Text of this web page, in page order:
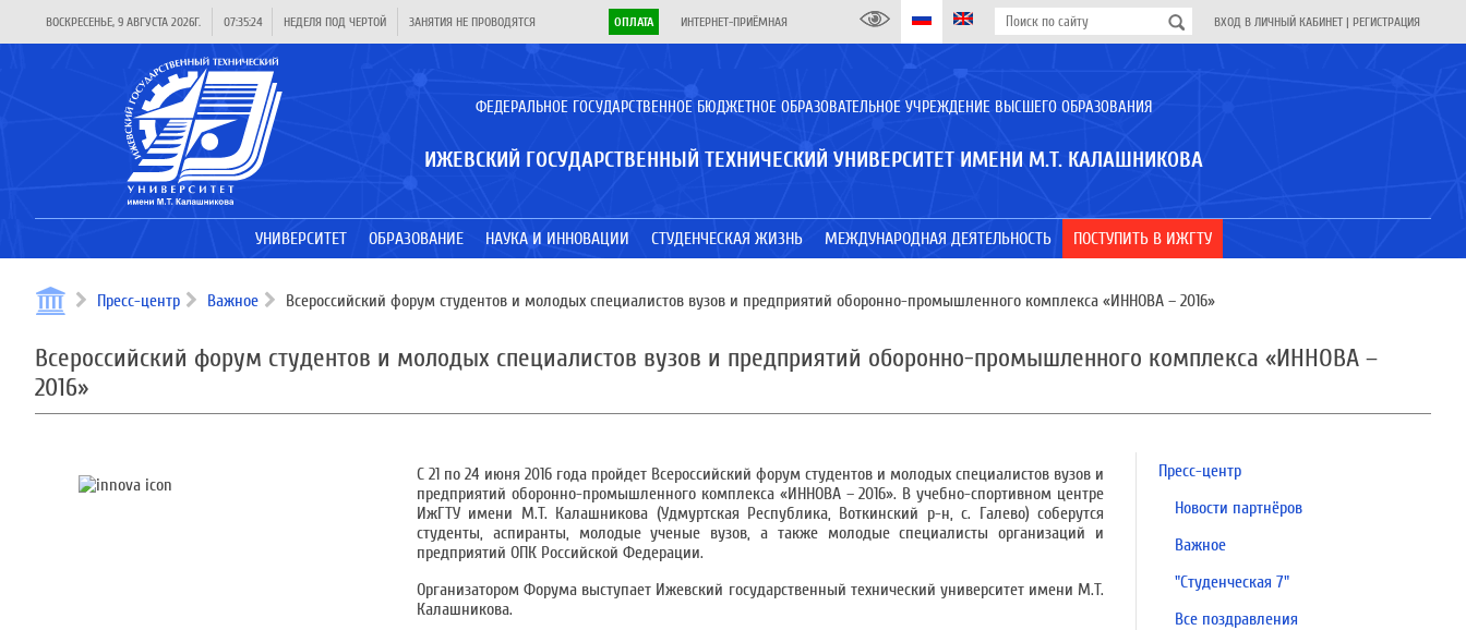
ВОСКРЕСЕНЬЕ, 9 АВГУСТА 2026Г. 07:35:24 НЕДЕЛЯ ПОД ЧЕРТОЙ ЗАНЯТИЯ НЕ ПРОВОДЯТСЯ ОПЛАТА ИНТЕРНЕТ-ПРИЁМНАЯ ВХОД В ЛИЧНЫЙ КАБИНЕТ | РЕГИСТРАЦИЯ
ФЕДЕРАЛЬНОЕ ГОСУДАРСТВЕННОЕ БЮДЖЕТНОЕ ОБРАЗОВАТЕЛЬНОЕ УЧРЕЖДЕНИЕ ВЫСШЕГО ОБРАЗОВАНИЯ
ИЖЕВСКИЙ ГОСУДАРСТВЕННЫЙ ТЕХНИЧЕСКИЙ УНИВЕРСИТЕТ ИМЕНИ М.Т. КАЛАШНИКОВА
УНИВЕРСИТЕТ ОБРАЗОВАНИЕ НАУКА И ИННОВАЦИИ СТУДЕНЧЕСКАЯ ЖИЗНЬ МЕЖДУНАРОДНАЯ ДЕЯТЕЛЬНОСТЬ ПОСТУПИТЬ В ИЖГТУ
Пресс-центр Важное Всероссийский форум студентов и молодых специалистов вузов и предприятий оборонно-промышленного комплекса «ИННОВА – 2016»
Всероссийский форум студентов и молодых специалистов вузов и предприятий оборонно-промышленного комплекса «ИННОВА –
2016»
С 21 по 24 июня 2016 года пройдет Всероссийский форум студентов и молодых специалистов вузов и
предприятий оборонно-промышленного комплекса «ИННОВА – 2016». В учебно-спортивном центре
ИжГТУ имени М.Т. Калашникова (Удмуртская Республика, Воткинский р-н, с. Галево) соберутся
студенты, аспиранты, молодые ученые вузов, а также молодые специалисты организаций и
предприятий ОПК Российской Федерации.
Организатором Форума выступает Ижевский государственный технический университет имени М.Т.
Калашникова.
Пресс-центр
Новости партнёров
Важное
"Студенческая 7"
Все поздравления